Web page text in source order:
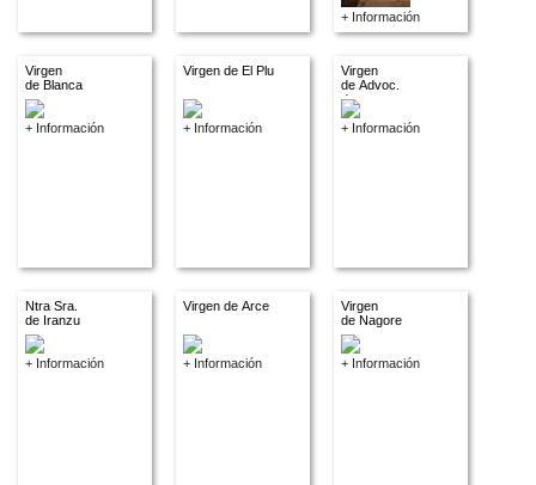
+ Información
Virgen
de Blanca
+ Información
Virgen de El Plu
+ Información
Virgen
de Advoc.
descon.
+ Información
Ntra Sra.
de Iranzu
+ Información
Virgen de Arce
+ Información
Virgen
de Nagore
+ Información